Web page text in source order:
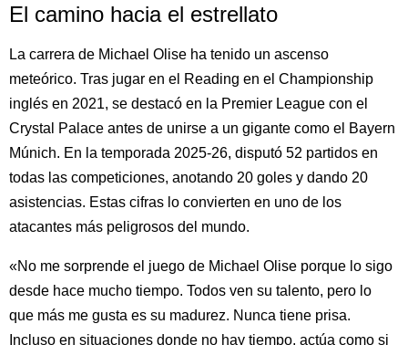
El camino hacia el estrellato
La carrera de Michael Olise ha tenido un ascenso
meteórico. Tras jugar en el Reading en el Championship
inglés en 2021, se destacó en la Premier League con el
Crystal Palace antes de unirse a un gigante como el Bayern
Múnich. En la temporada 2025-26, disputó 52 partidos en
todas las competiciones, anotando 20 goles y dando 20
asistencias. Estas cifras lo convierten en uno de los
atacantes más peligrosos del mundo.
«No me sorprende el juego de Michael Olise porque lo sigo
desde hace mucho tiempo. Todos ven su talento, pero lo
que más me gusta es su madurez. Nunca tiene prisa.
Incluso en situaciones donde no hay tiempo, actúa como si